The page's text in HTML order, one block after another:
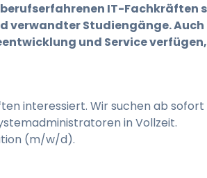
IT-Fachkräften
verwandter Studiengänge. Auch
und Service
interessiert. Wir suchen ab sofort
in Vollzeit.
(m/w/d).